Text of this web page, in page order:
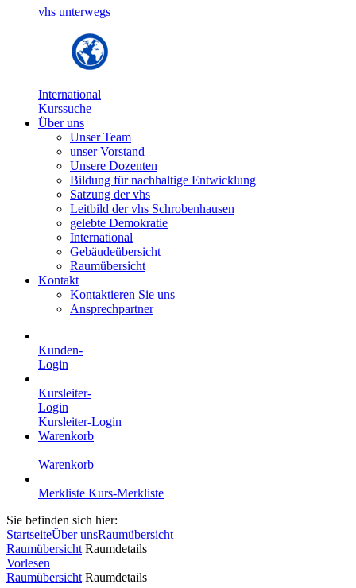
vhs unterwegs
International
Kurssuche
Über uns
Unser Team
unser Vorstand
Unsere Dozenten
Bildung für nachhaltige Entwicklung
Satzung der vhs
Leitbild der vhs Schrobenhausen
gelebte Demokratie
International
Gebäudeübersicht
Raumübersicht
Kontakt
Kontaktieren Sie uns
Ansprechpartner
Kunden-
Login
Kursleiter-
Login
Kursleiter-Login
Warenkorb
Warenkorb
Merkliste Kurs-Merkliste
Sie befinden sich hier:
StartseiteÜber unsRaumübersicht
Raumübersicht Raumdetails
Vorlesen
Raumübersicht Raumdetails